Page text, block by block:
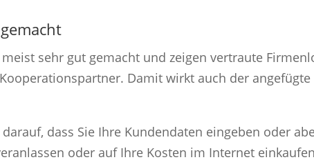
sehr gut gemacht und zeigen vertraute
Damit wirkt auch der
dass Sie Ihre Kundendaten eingeben oder
oder auf Ihre Kosten im Internet